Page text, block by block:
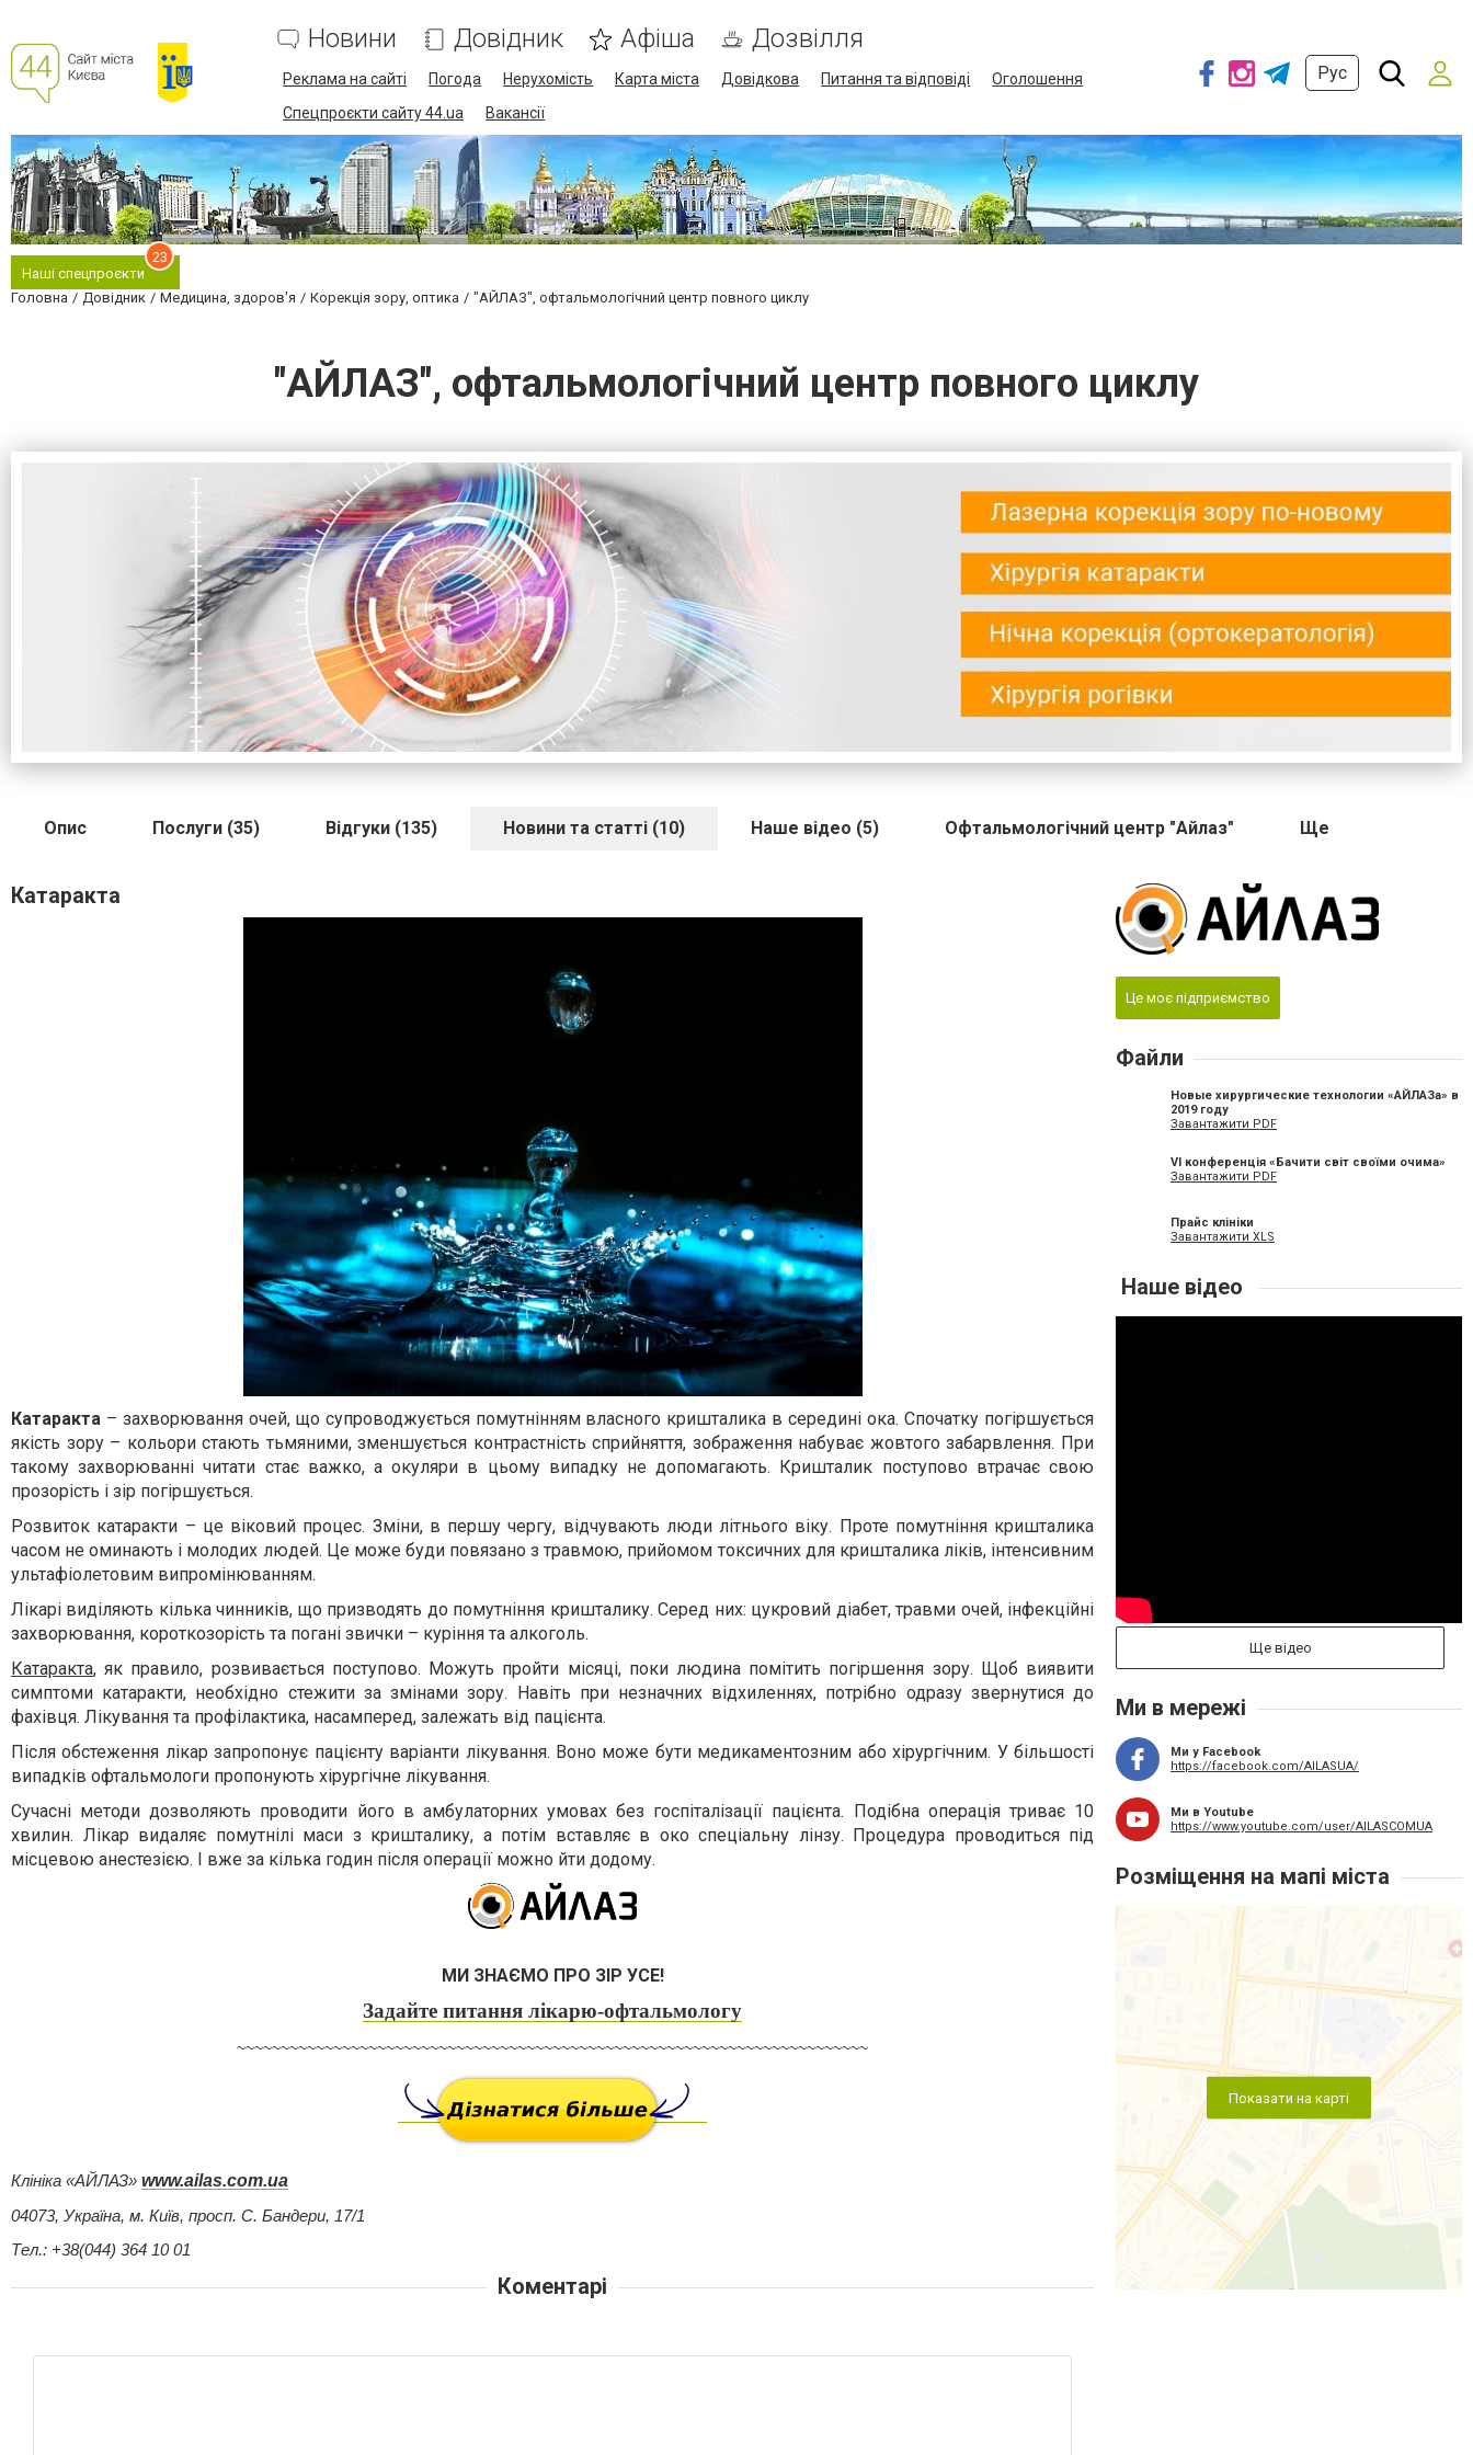
Новини Довідник Афіша Дозвілля
Реклама на сайті Погода Нерухомість Карта міста Довідкова Питання та відповіді
Оголошення
Спецпроєкти сайту 44.ua
Вакансії
Рус
Наші спецпроєкти
23
Головна Довідник Медицина, здоров'я Корекція зору, оптика "АЙЛАЗ", офтальмологічний центр повного циклу
"АЙЛАЗ", офтальмологічний центр повного циклу
Опис Послуги (35) Відгуки (135) Новини та статті (10) Наше відео (5) Офтальмологічний центр "Айлаз" Ще
Катаракта
Катаракта – захворювання очей, що супроводжується помутнінням власного кришталика в середині ока. Спочатку погіршується
якість зору – кольори стають тьмяними, зменшується контрастність сприйняття, зображення набуває жовтого забарвлення. При
такому захворюванні читати стає важко, а окуляри в цьому випадку не допомагають. Кришталик поступово втрачає свою
прозорість і зір погіршується.
Розвиток катаракти – це віковий процес. Зміни, в першу чергу, відчувають люди літнього віку. Проте помутніння кришталика
часом не оминають і молодих людей. Це може буди повязано з травмою, прийомом токсичних для кришталика ліків, інтенсивним
ультафіолетовим випромінюванням.
Лікарі виділяють кілька чинників, що призводять до помутніння кришталику. Серед них: цукровий діабет, травми очей, інфекційні
захворювання, короткозорість та погані звички – куріння та алкоголь.
Катаракта, як правило, розвивається поступово. Можуть пройти місяці, поки людина помітить погіршення зору. Щоб виявити
симптоми катаракти, необхідно стежити за змінами зору. Навіть при незначних відхиленнях, потрібно одразу звернутися до
фахівця. Лікування та профілактика, насамперед, залежать від пацієнта.
Після обстеження лікар запропонує пацієнту варіанти лікування. Воно може бути медикаментозним або хірургічним. У більшості
випадків офтальмологи пропонують хірургічне лікування.
Сучасні методи дозволяють проводити його в амбулаторних умовах без госпіталізації пацієнта. Подібна операція триває 10
хвилин. Лікар видаляє помутнілі маси з кришталику, а потім вставляє в око спеціальну лінзу. Процедура проводиться під
місцевою анестезією. І вже за кілька годин після операції можно йти додому.
МИ ЗНАЄМО ПРО ЗІР УСЕ!
Задайте питання лікарю-офтальмологу
~~~~~~~~~~~~~~~~~~~~~~~~~~~~~~~~~~~~~~~~~~~~~~~~~~~~~~~~~~~~~~~~~~~~~~~~
Клініка «АЙЛАЗ» www.ailas.com.ua
04073, Україна, м. Київ, просп. С. Бандери, 17/1
Тел.: +38(044) 364 10 01
Коментарі
Це моє підприємство
Файли
Новые хирургические технологии «АЙЛАЗа» в
2019 году
Завантажити PDF
VI конференція «Бачити світ своїми очима»
Завантажити PDF
Прайс клініки
Завантажити XLS
Наше відео
Ще відео
Ми в мережі
Ми у Facebook
https://facebook.com/AILASUA/
Ми в Youtube
https://www.youtube.com/user/AILASCOMUA
Розміщення на мапі міста
Показати на карті